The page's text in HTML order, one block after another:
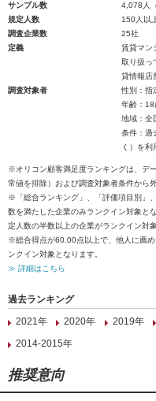
サンプル数
4,078人
規定人数
150人以
調査企業数
25社
定義
賃貸マン
取り扱っ
貸情報店
調査対象者
性別：指
年齢：18
地域：全
条件：過
く）を利
※オリコン顧客満足度ランキングは、デ
常値を排除）および調査対象者条件から
※「総合ランキング」、「評価項目別」
数を満たした企業のみランクイン対象と
定人数の半数以上の企業がランクイン対
※総合得点が60.00点以上で、他人に薦
ンクイン対象となります。
≫ 詳細はこちら
過去ランキング
2021年
2020年 2019年
2014-2015年
推奨意向